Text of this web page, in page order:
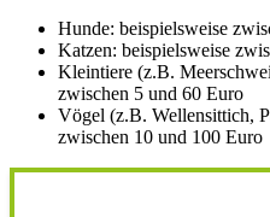
Hunde: beispielsweise
Katzen: beispielsweise
Kleintiere (z.B.
zwischen 5 und 60 Euro
Vögel (z.B. Wellensittich,
zwischen 10 und 100 Euro